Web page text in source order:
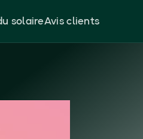
solaireAvis clients